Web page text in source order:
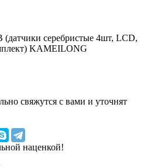
серебристые 4шт, LCD,
KAMEILONG
свяжутся с вами и уточнят
наценкой!